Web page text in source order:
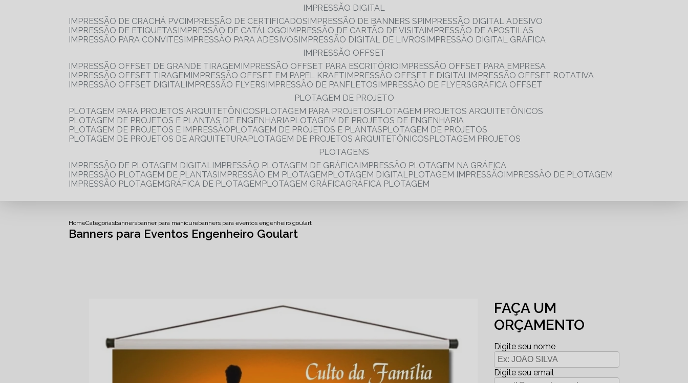
IMPRESSÃO DIGITAL
IMPRESSÃO DE CRACHÁ PVC IMPRESSÃO DE CERTIFICADOS IMPRESSÃO DE BANNERS SP IMPRESSÃO DIGITAL ADESIVO
IMPRESSÃO DE ETIQUETAS IMPRESSÃO DE CATÁLOGO IMPRESSÃO DE CARTÃO DE VISITA IMPRESSÃO DE APOSTILAS
IMPRESSÃO PARA CONVITES IMPRESSÃO PARA ADESIVOS IMPRESSÃO DIGITAL DE LIVROS IMPRESSÃO DIGITAL GRÁFICA
IMPRESSÃO OFFSET
IMPRESSÃO OFFSET DE GRANDE TIRAGEM IMPRESSÃO OFFSET PARA ESCRITÓRIO IMPRESSÃO OFFSET PARA EMPRESA
IMPRESSÃO OFFSET TIRAGEM IMPRESSÃO OFFSET EM PAPEL KRAFT IMPRESSÃO OFFSET E DIGITAL IMPRESSÃO OFFSET ROTATIVA
IMPRESSÃO OFFSET DIGITAL IMPRESSÃO FLYERS IMPRESSÃO DE PANFLETOS IMPRESSÃO DE FLYERS
GRÁFICA OFFSET
PLOTAGEM DE PROJETO
PLOTAGEM PARA PROJETOS ARQUITETÔNICOS
PLOTAGEM PARA PROJETOS
PLOTAGEM PROJETOS ARQUITETÔNICOS
PLOTAGEM DE PROJETOS E PLANTAS DE ENGENHARIA
PLOTAGEM DE PROJETOS DE ENGENHARIA
PLOTAGEM DE PROJETOS E IMPRESSÃO
PLOTAGEM DE PROJETOS E PLANTAS
PLOTAGEM DE PROJETOS
PLOTAGEM DE PROJETOS DE ARQUITETURA
PLOTAGEM DE PROJETOS ARQUITETÔNICOS
PLOTAGEM PROJETOS
PLOTAGENS
IMPRESSÃO DE PLOTAGEM DIGITAL IMPRESSÃO PLOTAGEM DE GRÁFICA IMPRESSÃO PLOTAGEM NA GRÁFICA
IMPRESSÃO PLOTAGEM DE PLANTAS IMPRESSÃO EM PLOTAGEM PLOTAGEM DIGITAL PLOTAGEM IMPRESSÃO IMPRESSÃO DE PLOTAGEM
IMPRESSÃO PLOTAGEM
GRÁFICA DE PLOTAGEM PLOTAGEM GRÁFICA GRÁFICA PLOTAGEM
HomeCategoriasbannersbanner para manicurebanners para eventos engenheiro goulart
Banners para Eventos Engenheiro Goulart
FAÇA UM
ORÇAMENTO
Digite seu nome
Digite seu email